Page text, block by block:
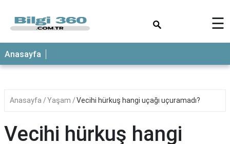
ANASAYFA
☰
Anasayfa
Anasayfa Yaşam Vecihi hürkuş hangi uçağı uçuramadı?
Vecihi hürkuş hangi